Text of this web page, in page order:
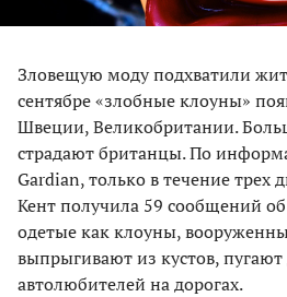
Зловещую моду подхватили
сентябре «злобные клоуны»
Швеции, Великобритании.
страдают британцы. По
Gardian, только в течение трех
Кент получила 59 сообщений
одетые как клоуны,
выпрыгивают из кустов,
автолюбителей на дорогах.